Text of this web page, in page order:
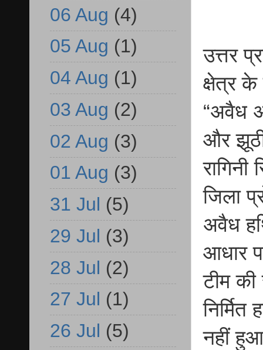
उत्तर
क्षेत्र के
“अवैध
और
जिला
अवैध
आधार
टीम
नहीं
06 Aug (4)
05 Aug (1)
04 Aug (1)
03 Aug (2)
02 Aug (3)
01 Aug (3)
31 Jul (5)
29 Jul (3)
28 Jul (2)
27 Jul (1)
26 Jul (5)